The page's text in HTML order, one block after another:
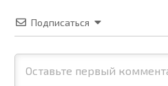
Подписаться